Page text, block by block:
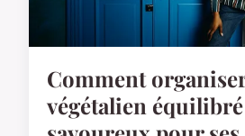
Comment
végétalien